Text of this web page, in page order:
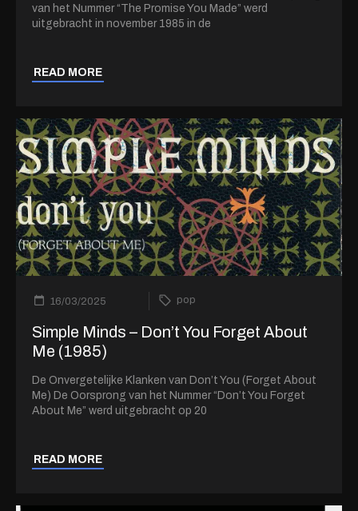
van het Nummer “The Promise You Made” werd
uitgebracht in november 1985 in de
READ MORE
16/03/2025 pop
Simple Minds – Don’t You Forget About
Me (1985)
De Onvergetelijke Klanken van Don’t You (Forget About
Me) De Oorsprong van het Nummer “Don’t You Forget
About Me” werd uitgebracht op 20
READ MORE